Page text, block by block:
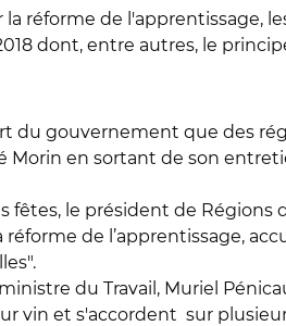
réforme de l'apprentissage,
dont, entre autres, le
du gouvernement que des
en sortant de son
le président de Régions
de l’apprentissage,
du Travail, Muriel
vin et s'accordent sur